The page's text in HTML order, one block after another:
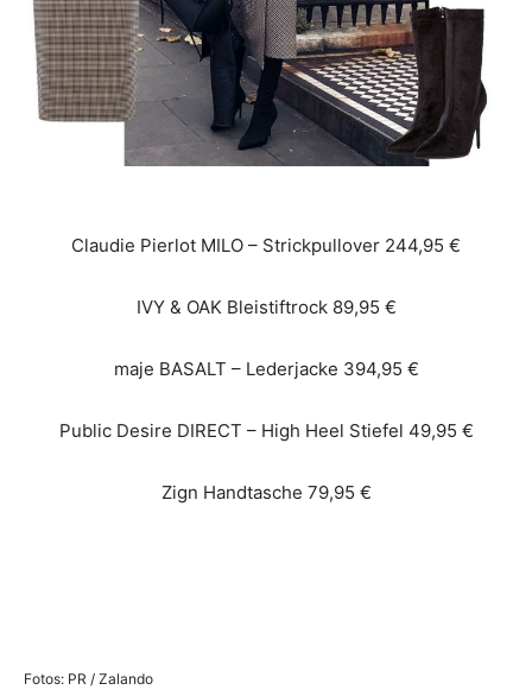
Claudie Pierlot MILO – Strickpullover 244,95 €
IVY & OAK Bleistiftrock 89,95 €
maje BASALT – Lederjacke 394,95 €
Public Desire DIRECT – High Heel Stiefel 49,95 €
Zign Handtasche 79,95 €
Fotos: PR / Zalando